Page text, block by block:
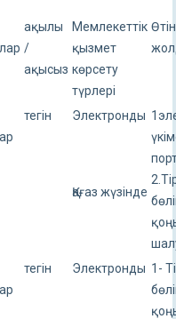
ақылы
/
ақысыз
Мемлекеттік
қызмет
көрсету
түрлері
тегін Электронды
Қағаз жүзінде
тегін Электронды 1-